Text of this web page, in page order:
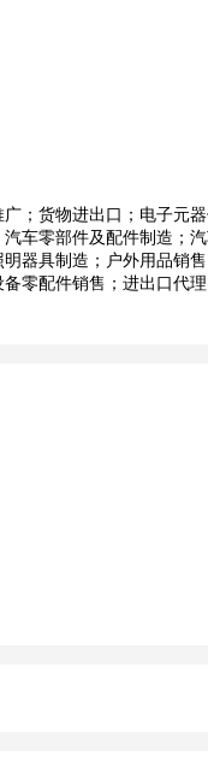
；货物进出口；电子元
车零部件及配件制造；
器具制造；户外用品销
零配件销售；进出口代